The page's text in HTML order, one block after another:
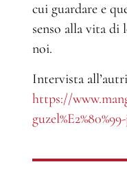
cui guardare e
senso alla vita
noi.
Intervista
https://